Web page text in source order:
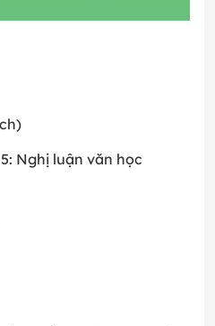
Nghị luận văn học